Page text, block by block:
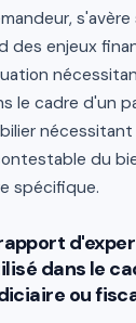
des enjeux
le cadre d'un
du
spécifique.
dans le
ou